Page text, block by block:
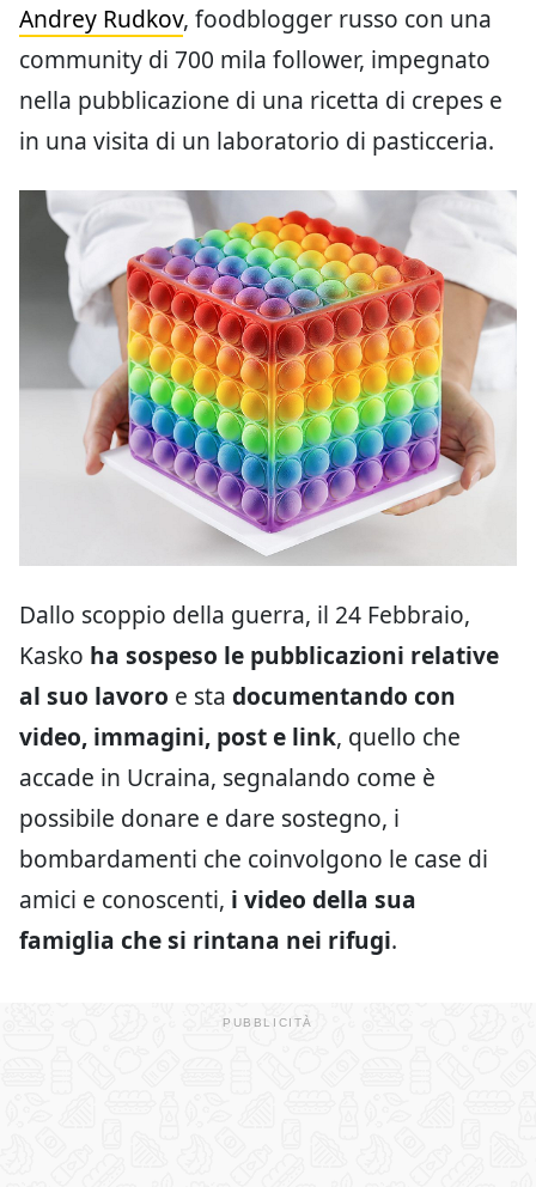
Andrey Rudkov, foodblogger russo con una
community di 700 mila follower, impegnato
nella pubblicazione di una ricetta di crepes e
in una visita di un laboratorio di pasticceria.
Dallo scoppio della guerra, il 24 Febbraio,
Kasko ha sospeso le pubblicazioni relative
al suo lavoro e sta documentando con
video, immagini, post e link, quello che
accade in Ucraina, segnalando come è
possibile donare e dare sostegno, i
bombardamenti che coinvolgono le case di
amici e conoscenti, i video della sua
famiglia che si rintana nei rifugi.